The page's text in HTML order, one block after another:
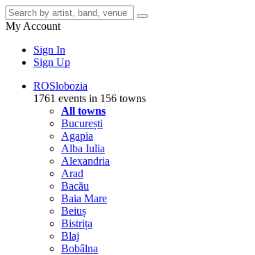
My Account
Sign In
Sign Up
ROSlobozia
1761 events in 156 towns
All towns
București
Agapia
Alba Iulia
Alexandria
Arad
Bacău
Baia Mare
Beiuș
Bistrița
Blaj
Bobâlna